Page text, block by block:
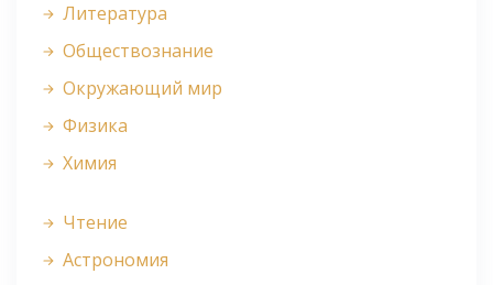
Литература
Обществознание
Окружающий мир
Физика
Химия
Чтение
Астрономия